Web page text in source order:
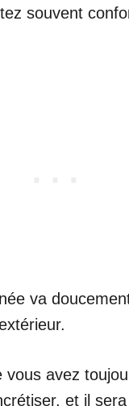
souvent
va
vous avez
et il